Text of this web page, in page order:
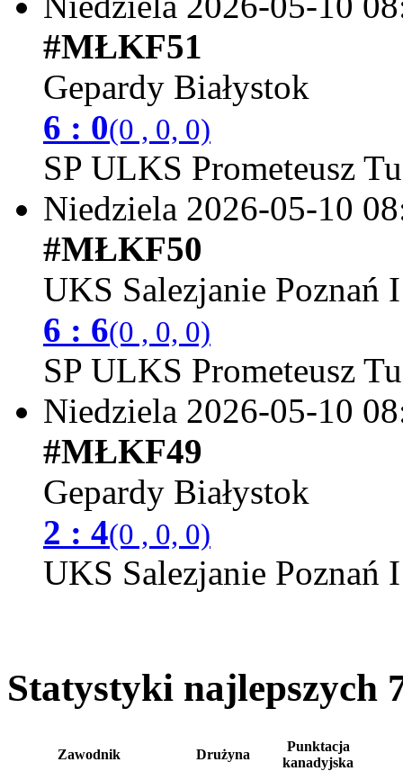
#MŁKF51
Gepardy Białystok
6 : 0(0 , 0, 0)
SP ULKS Prometeusz
Niedziela 2026-05-10
#MŁKF50
UKS Salezjanie Poznań I
6 : 6(0 , 0, 0)
SP ULKS Prometeusz
Niedziela 2026-05-10
#MŁKF49
Gepardy Białystok
2 : 4(0 , 0, 0)
UKS Salezjanie Poznań I
Statystyki najlepszych
Zawodnik Drużyna
Punktacja
kanadyjska